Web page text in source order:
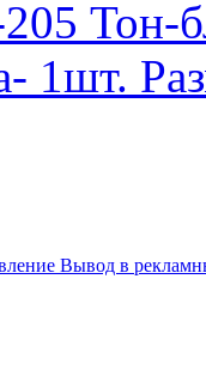
Тон-
1шт.
Вывод в